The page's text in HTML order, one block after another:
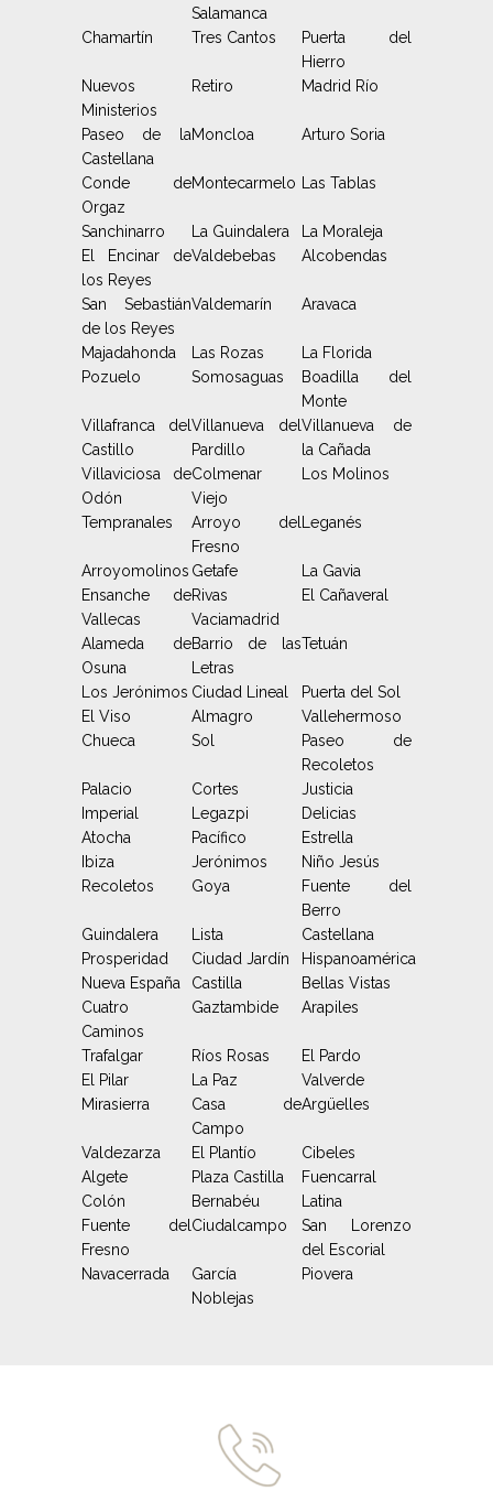
Salamanca
Chamartín Tres Cantos
Puerta del
Hierro
Nuevos
Ministerios
Retiro Madrid Río
Paseo de la
Castellana
Moncloa Arturo Soria
Conde de
Orgaz
Montecarmelo Las Tablas
Sanchinarro La Guindalera
La Moraleja
El Encinar de
los Reyes
Valdebebas Alcobendas
San Sebastián
de los Reyes
Valdemarín Aravaca
Majadahonda Las Rozas
La Florida
Pozuelo
Somosaguas
Boadilla del
Monte
Villafranca del
Castillo
Villanueva del
Pardillo
Villanueva de
la Cañada
Villaviciosa de
Odón
Colmenar
Viejo
Los Molinos
Tempranales
Arroyo del
Fresno
Leganés
Arroyomolinos Getafe
La Gavia
Ensanche de
Vallecas
Rivas
Vaciamadrid
El Cañaveral
Alameda de
Osuna
Barrio de las
Letras
Tetuán
Los Jerónimos Ciudad Lineal
Puerta del Sol
El Viso
Almagro
Vallehermoso
Chueca
Sol
Paseo de
Recoletos
Palacio
Cortes
Justicia
Imperial
Legazpi
Delicias
Atocha
Pacífico
Estrella
Ibiza
Jerónimos
Niño Jesús
Recoletos
Goya
Fuente del
Berro
Guindalera
Lista
Castellana
Prosperidad
Ciudad Jardín
Hispanoamérica
Nueva España
Castilla
Bellas Vistas
Cuatro
Caminos
Gaztambide Arapiles
Trafalgar Ríos Rosas
El Pardo
El Pilar
La Paz
Valverde
Mirasierra
Casa de
Campo
Argüelles
Valdezarza El Plantío
Cibeles
Algete
Plaza Castilla
Fuencarral
Colón
Bernabéu
Latina
Fuente del
Fresno
Ciudalcampo
San Lorenzo
del Escorial
Navacerrada
García
Noblejas
Piovera